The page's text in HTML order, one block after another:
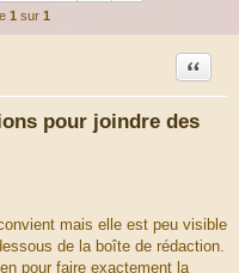
1 sur 1
pour joindre des
Citation
mais elle est peu visible
de la boîte de rédaction.
pour faire exactement la